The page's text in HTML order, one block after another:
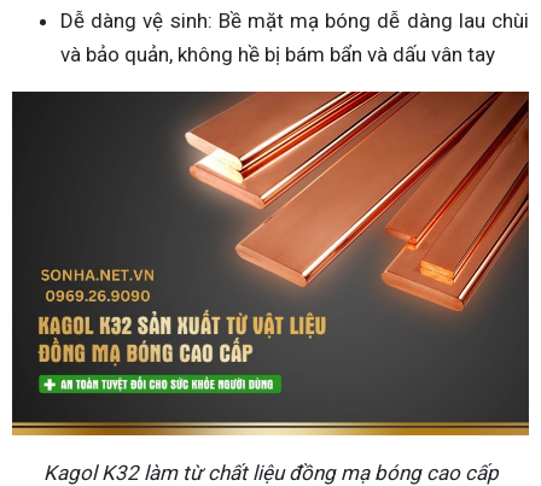
Dễ dàng vệ sinh: Bề mặt mạ bóng dễ dàng lau chùi
và bảo quản, không hề bị bám bẩn và dấu vân tay
Kagol K32 làm từ chất liệu đồng mạ bóng cao cấp